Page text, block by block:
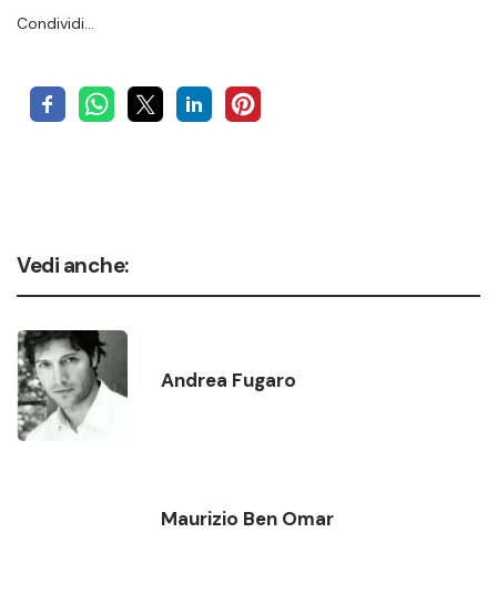
Condividi…
Vedi anche:
Andrea Fugaro
Maurizio Ben Omar